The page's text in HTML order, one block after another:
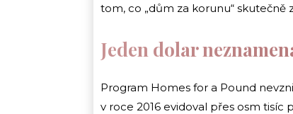
tom, co „dům za korunu“ skutečně
Jeden dolar
Program Homes for a Pound
v roce 2016 evidoval přes osm